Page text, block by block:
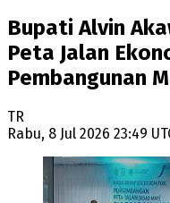
Bupati Alvin
Peta Jalan
Pembangunan
TR
Rabu, 8 Jul 2026 23:49